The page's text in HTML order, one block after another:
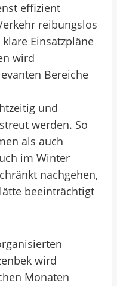
effizient
reibungslos
Einsatzpläne
wird
Bereiche
und
werden. So
als auch
im Winter
nachgehen,
beeinträchtigt
wird
Monaten